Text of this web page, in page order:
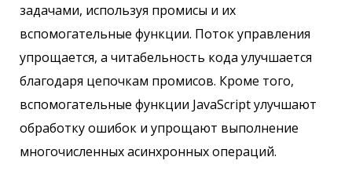
задачами, используя промисы и их
вспомогательные функции. Поток управления
упрощается, а читабельность кода улучшается
благодаря цепочкам промисов. Кроме того,
вспомогательные функции JavaScript улучшают
обработку ошибок и упрощают выполнение
многочисленных асинхронных операций.